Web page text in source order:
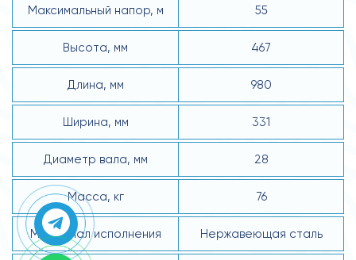
Максимальный напор, м 55
Высота, мм 467
Длина, мм 980
Ширина, мм 331
Диаметр вала, мм 28
Масса, кг 76
Материал исполнения Нержавеющая сталь